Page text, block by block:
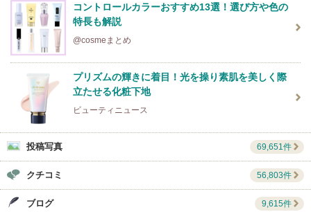
コントロールカラーおすすめ13選！選び方や色の
特長も解説
@cosmeまとめ
プリズムの輝きに着目！光を操り素肌を美しく際
立たせる化粧下地
ビューティニュース
投稿写真 69,651件
クチコミ 56,803件
ブログ 9,615件